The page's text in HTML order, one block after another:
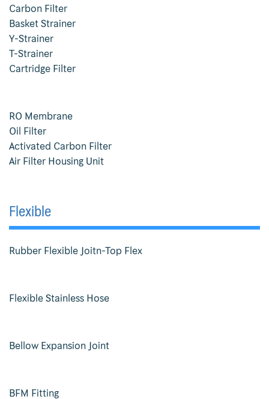
Carbon Filter
Chemical Pump
Ebara Pump
Ebara Pump 3M 32 Series
Ebara Pump 3M Series
Filter Bag
Flexible Stainless Hose
Home
Carbon Filter
Basket Strainer
Y-Strainer
T-Strainer
Cartridge Filter
RO Membrane
Oil Filter
Activated Carbon Filter
Air Filter Housing Unit
Flexible
Rubber Flexible Joitn-Top Flex
Flexible Stainless Hose
Bellow Expansion Joint
BFM Fitting